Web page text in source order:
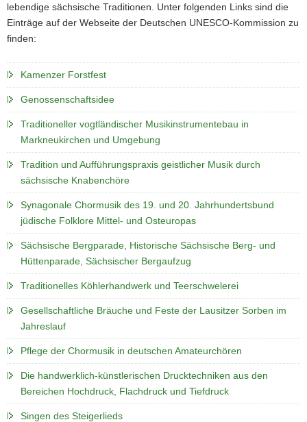
lebendige sächsische Traditionen. Unter folgenden Links sind die
Einträge auf der Webseite der Deutschen UNESCO-Kommission zu
finden:
Kamenzer Forstfest
Genossenschaftsidee
Traditioneller vogtländischer Musikinstrumentebau in
Markneukirchen und Umgebung
Tradition und Aufführungspraxis geistlicher Musik durch
sächsische Knabenchöre
Synagonale Chormusik des 19. und 20. Jahrhundertsbund
jüdische Folklore Mittel- und Osteuropas
Sächsische Bergparade, Historische Sächsische Berg- und
Hüttenparade, Sächsischer Bergaufzug
Traditionelles Köhlerhandwerk und Teerschwelerei
Gesellschaftliche Bräuche und Feste der Lausitzer Sorben im
Jahreslauf
Pflege der Chormusik in deutschen Amateurchören
Die handwerklich-künstlerischen Drucktechniken aus den
Bereichen Hochdruck, Flachdruck und Tiefdruck
Singen des Steigerlieds